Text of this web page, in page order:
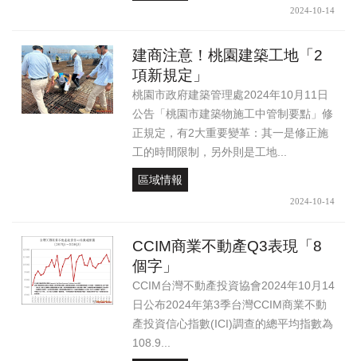
2024-10-14
建商注意！桃園建築工地「2
項新規定」
桃園市政府建築管理處2024年10月11日
公告「桃園市建築物施工中管制要點」修
正規定，有2大重要變革：其一是修正施
工的時間限制，另外則是工地...
區域情報
2024-10-14
CCIM商業不動產Q3表現「8
個字」
CCIM台灣不動產投資協會2024年10月14
日公布2024年第3季台灣CCIM商業不動
產投資信心指數(ICI)調查的總平均指數為
108.9...